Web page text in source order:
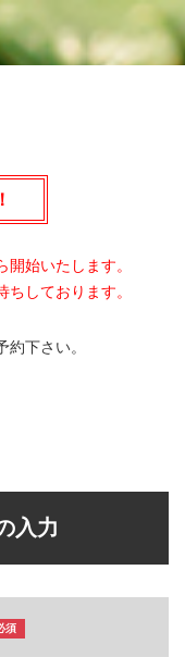
開始いたします。
しております。
下さい。
入力
須